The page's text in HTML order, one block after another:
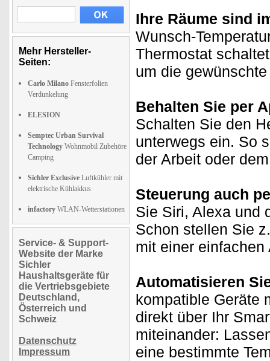
Mehr Hersteller-
Seiten:
Carlo Milano Fensterfolien
Verdunkelung
ELESION
Semptec Urban Survival
Technology Wohnmobil Zubehöre
Camping
Sichler Exclusive Luftkühler mit
elektrische Kühlakkus
infactory WLAN-Wetterstationen
Service- & Support-
Website der Marke
Sichler
Haushaltsgeräte für
die Vertriebsgebiete
Deutschland,
Österreich und
Schweiz
Datenschutz
Impressum
Ihre Räume sind
Wunsch-
Thermostat
um die
Behalten Sie per
Schalten Sie den
unterwegs ein. So
der Arbeit oder
Steuerung auch
Sie Siri, Alexa und
Schon stellen Sie
mit einer
Automatisieren
kompatible Geräte
direkt über Ihr
miteinander:
eine bestimmte